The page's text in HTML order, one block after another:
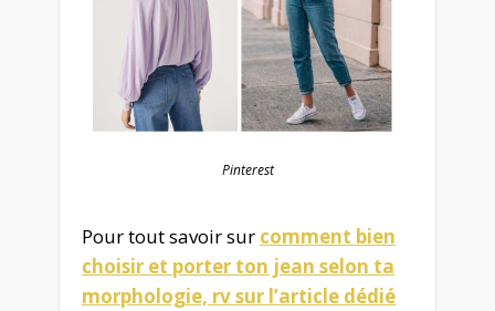
Pinterest
Pour tout savoir sur comment bien
choisir et porter ton jean selon ta
morphologie, rv sur l’article dédié